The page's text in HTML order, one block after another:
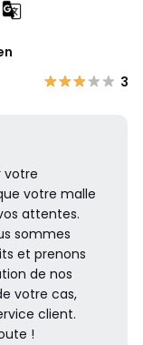
3
votre
votre malle
attentes.
sommes
et prenons
de nos
votre cas,
client.
!